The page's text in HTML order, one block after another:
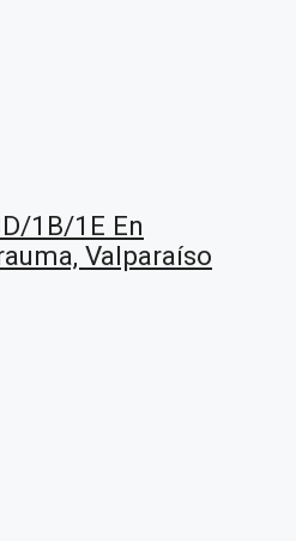
1B/1E En
Valparaíso